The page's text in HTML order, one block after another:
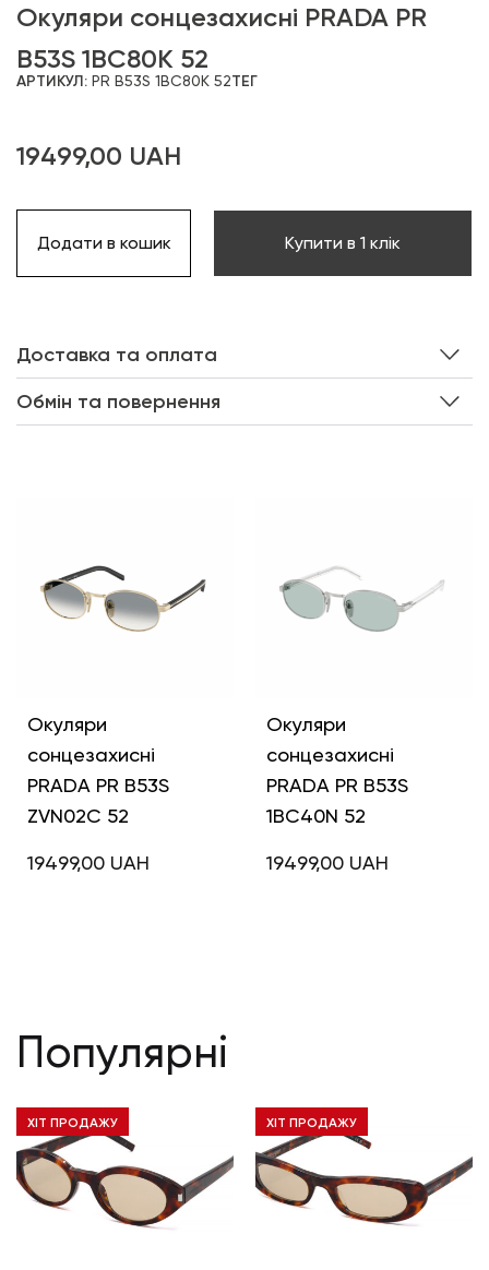
Окуляри сонцезахисні PRADA PR
B53S 1BC80K 52
АРТИКУЛ: PR B53S 1BC80K 52ТЕГ
19499,00 UAH
Додати в кошик Купити в 1 клік
Доставка та оплата
Обмін та повернення
Інші кольори
Окуляри
сонцезахисні
PRADA PR B53S
ZVN02C 52
19499,00 UAH
Окуляри
сонцезахисні
PRADA PR B53S
1BC40N 52
19499,00 UAH
Популярні
ХІТ ПРОДАЖУ ХІТ ПРОДАЖУ